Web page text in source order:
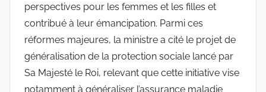
perspectives pour les femmes et les filles et
contribué à leur émancipation. Parmi ces
réformes majeures, la ministre a cité le projet de
généralisation de la protection sociale lancé par
Sa Majesté le Roi, relevant que cette initiative vise
notamment à généraliser l’assurance maladie